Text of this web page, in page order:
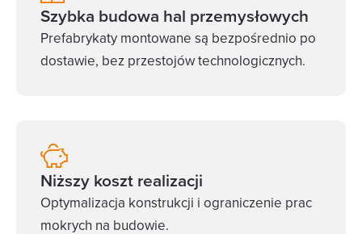
Szybka budowa hal przemysłowych
Prefabrykaty montowane są bezpośrednio po
dostawie, bez przestojów technologicznych.
Niższy koszt realizacji
Optymalizacja konstrukcji i ograniczenie prac
mokrych na budowie.